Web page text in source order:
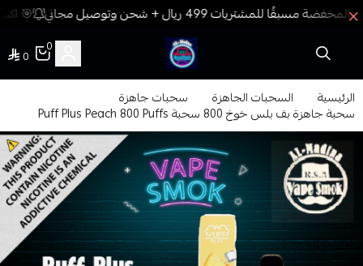
🎯
فيب المدينة
0
0
الرئيسية السحبات الجاهزة سحبات جاهزة
سحبة جاهزة بف بلس خوخ 800 سحبة Puff Plus Peach 800 Puffs